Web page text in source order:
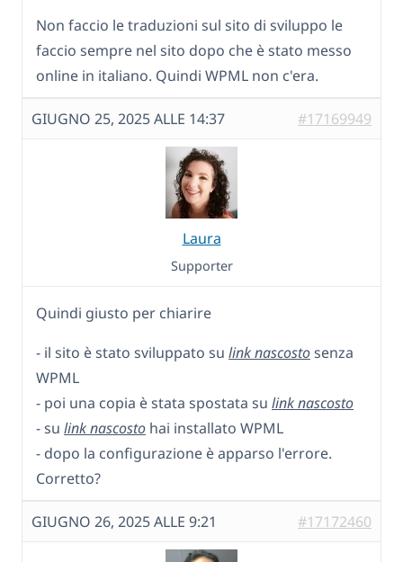
Non faccio le traduzioni sul sito di sviluppo le
faccio sempre nel sito dopo che è stato messo
online in italiano. Quindi WPML non c'era.
GIUGNO 25, 2025 ALLE 14:37 #17169949
Laura
Supporter
Quindi giusto per chiarire
- il sito è stato sviluppato su link nascostosenza
WPML
- poi una copia è stata spostata su link nascosto
- su link nascosto hai installato WPML
- dopo la configurazione è apparso l'errore.
Corretto?
GIUGNO 26, 2025 ALLE 9:21 #17172460